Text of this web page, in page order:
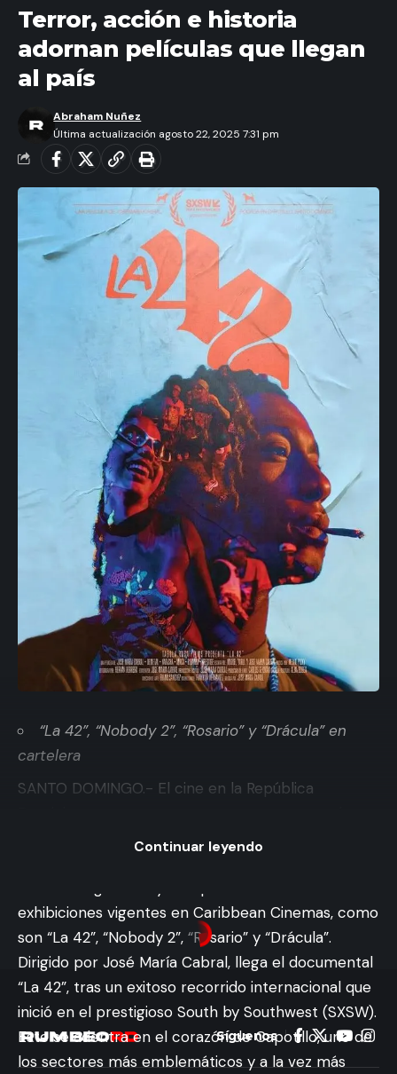
Terror, acción e historia
adornan películas que llegan
al país
Última actualización agosto 22, 2025 7:31 pm
Abraham Nuñez
“La 42”, “Nobody 2”, “Rosario” y “Drácula” en
cartelera
SANTO DOMINGO.- El cine en la República
este fin de semana con tres nuevos estrenos
exhibiciones vigentes en Caribbean Cinemas, como
son “La 42”, “Nobody 2”, “Rosario” y “Drácula”.
Dirigido por José María Cabral, llega el documental
“La 42”, tras un exitoso recorrido internacional que
inició en el prestigioso South by Southwest (SXSW).
Este se adentra en el corazón de Capotillo, uno de
los sectores más emblemáticos y a la vez más
Continuar leyendo
INTERNACIONALES MÚSICA
LOS AMIGOS INVISIBLES
presentan “SUGGA DADDY”
un groove pegajoso que te
pone a bailar